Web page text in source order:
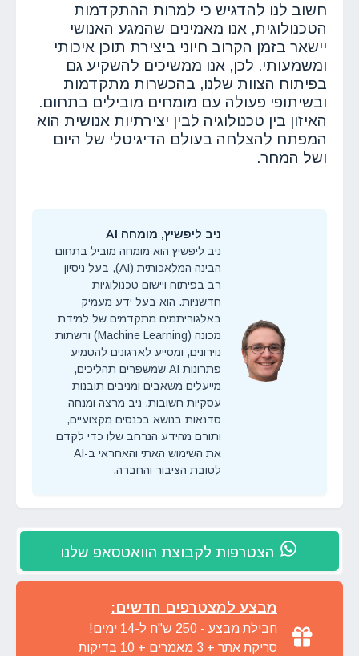
חשוב לנו להדגיש כי למרות ההתקדמות
הטכנולוגית, אנו מאמינים שהמגע האנושי
יישאר בזמן הקרוב חיוני ביצירת תוכן איכותי
ומשמעותי. לכן, אנו ממשיכים להשקיע גם
בפיתוח הצוות שלנו, בהכשרות מתקדמות
ובשיתופי פעולה עם מומחים מובילים בתחום.
האיזון בין טכנולוגיה לבין יצירתיות אנושית הוא
המפתח להצלחה בעולם הדיגיטלי של היום
ושל המחר.
ניב ליפשיץ, מומחה AI
ניב ליפשיץ הוא מומחה מוביל בתחום
הבינה המלאכותית (AI), בעל ניסיון
רב בפיתוח ויישום טכנולוגיות
חדשניות. הוא בעל ידע מעמיק
באלגוריתמים מתקדמים של למידת
מכונה (Machine Learning) ורשתות
נוירונים, ומסייע לארגונים להטמיע
פתרונות AI שמשפרים תהליכים,
מייעלים משאבים ומניבים תובנות
עסקיות חשובות. ניב מרצה ומנחה
סדנאות בנושא בכנסים מקצועיים,
ותורם מהידע הנרחב שלו כדי לקדם
את השימוש האתי והאחראי ב-AI
לטובת הציבור והחברה.
הצטרפות לקבוצת הוואטסאפ שלנו
מבצע למצטרפים חדשים:
חבילת מבצע - 250 ש"ח ל-14 ימים!
סריקת אתר + 3 מאמרים + 10 בדיקות